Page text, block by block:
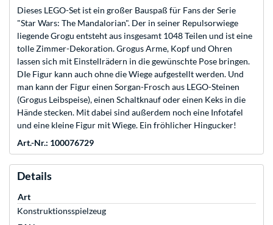
Dieses LEGO-Set ist ein großer Bauspaß für Fans der Serie
"Star Wars: The Mandalorian". Der in seiner Repulsorwiege
liegende Grogu entsteht aus insgesamt 1048 Teilen und ist eine
tolle Zimmer-Dekoration. Grogus Arme, Kopf und Ohren
lassen sich mit Einstellrädern in die gewünschte Pose bringen.
DIe Figur kann auch ohne die Wiege aufgestellt werden. Und
man kann der Figur einen Sorgan-Frosch aus LEGO-Steinen
(Grogus Leibspeise), einen Schaltknauf oder einen Keks in die
Hände stecken. Mit dabei sind außerdem noch eine Infotafel
und eine kleine Figur mit Wiege. Ein fröhlicher Hingucker!
Art.-Nr.: 100076729
Details
Art
Konstruktionsspielzeug